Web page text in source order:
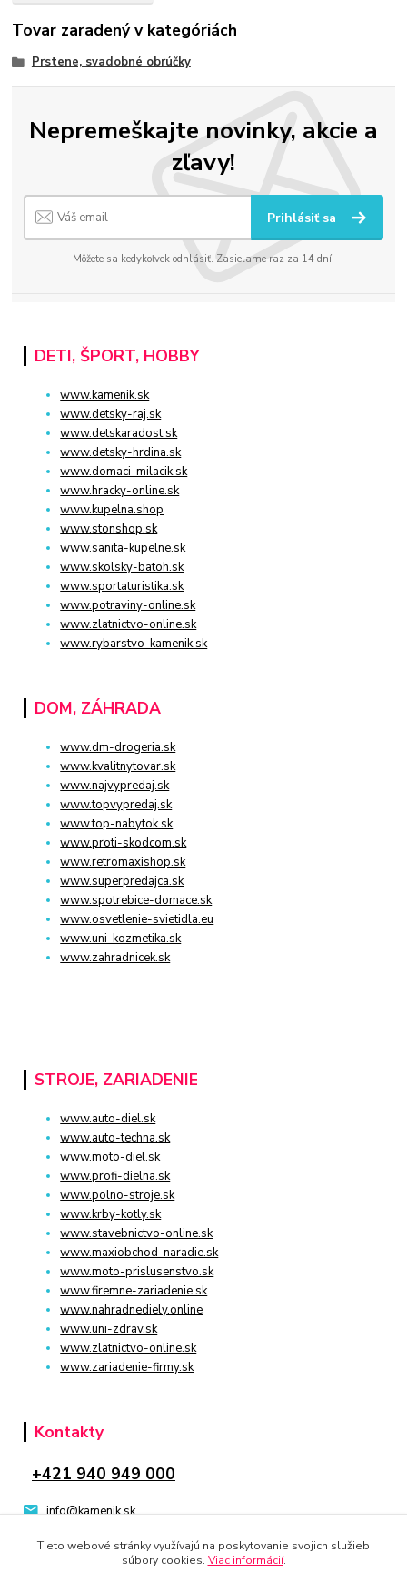
Tovar zaradený v kategóriách
Prstene, svadobné obrúčky
Nepremeškajte novinky, akcie a
zľavy!
Prihlásiť sa
Môžete sa kedykoľvek odhlásiť. Zasielame raz za 14 dní.
DETI, ŠPORT, HOBBY
www.kamenik.sk
www.detsky-raj.sk
www.detskaradost.sk
www.detsky-hrdina.sk
www.domaci-milacik.sk
www.hracky-online.sk
www.kupelna.shop
www.stonshop.sk
www.sanita-kupelne.sk
www.skolsky-batoh.sk
www.sportaturistika.sk
www.potraviny-online.sk
www.zlatnictvo-online.sk
www.rybarstvo-kamenik.sk
DOM, ZÁHRADA
www.dm-drogeria.sk
www.kvalitnytovar.sk
www.najvypredaj.sk
www.topvypredaj.sk
www.top-nabytok.sk
www.proti-skodcom.sk
www.retromaxishop.sk
www.superpredajca.sk
www.spotrebice-domace.sk
www.osvetlenie-svietidla.eu
www.uni-kozmetika.sk
www.zahradnicek.sk
STROJE, ZARIADENIE
www.auto-diel.sk
www.auto-techna.sk
www.moto-diel.sk
www.profi-dielna.sk
www.polno-stroje.sk
www.krby-kotly.sk
www.stavebnictvo-online.sk
www.maxiobchod-naradie.sk
www.moto-prislusenstvo.sk
www.firemne-zariadenie.sk
www.nahradnediely.online
www.uni-zdrav.sk
www.zlatnictvo-online.sk
www.zariadenie-firmy.sk
Kontakty
+421 940 949 000
info@kamenik.sk
Tieto webové stránky využívajú na poskytovanie svojich služieb
súbory cookies. Viac informácií.